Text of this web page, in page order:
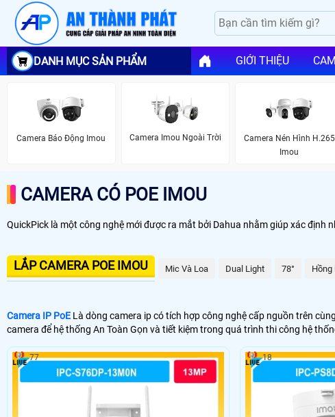
DANH MỤC SẢN PHẨM GIỚI THIỆU
Camera Báo Động Imou Camera Imou Ngoài Trời
Camera Nén Hình H.265
Imou
CAMERA CÓ POE IMOU
QuickPick là một công nghệ mới được ra mắt bởi Dahua nhằm giúp xác
LẮP CAMERA POE IMOU Mic Và Loa Dual Light 78° Hồng
Camera IP PoE Là dòng camera ip có tích hợp công nghệ cấp nguồn trên
camera để hệ thống An Toàn Gọn và tiết kiệm trong quá trình thi công hệ
77 18